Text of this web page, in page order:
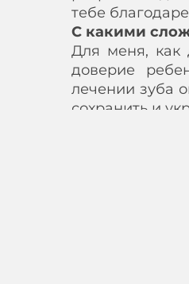
тебе
С какими
Для меня, как
доверие
лечении зуба
сохранить и